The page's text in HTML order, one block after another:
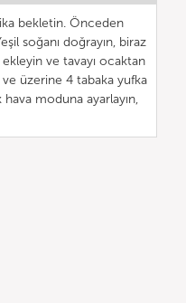
bekletin. Önceden
soğanı doğrayın, biraz
ekleyin ve tavayı ocaktan
üzerine 4 tabaka yufka
hava moduna ayarlayın,